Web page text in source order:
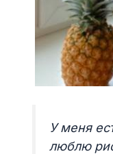
У меня
люблю